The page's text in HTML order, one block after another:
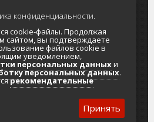
туристический портал
в отношении обработки
данных
на обработку персональных
конфиденциальности.
cookie-файлы. Продолжая
сайтом, вы подтверждаете
файлов cookie в
уведомлением,
персональных данныхи
персональных данных.
рекомендательные
Принять